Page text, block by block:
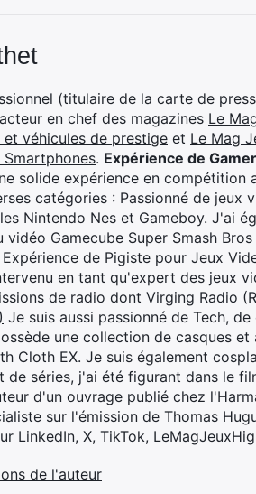
(titulaire de la carte de
en chef des magazines Le
véhicules de prestige et Le Mag
Smartphones. Expérience de
solide expérience en compétition
catégories : Passionné de jeux
Nintendo Nes et Gameboy. J'ai
Gamecube Super Smash
de Pigiste pour Jeux
en tant qu'expert des jeux
de radio dont Virging Radio
Je suis aussi passionné de Tech,
une collection de casques
Cloth EX. Je suis également
de séries, j'ai été figurant dans le
d'un ouvrage publié chez
sur l'émission de Thomas
LinkedIn, X, TikTok,
de l'auteur